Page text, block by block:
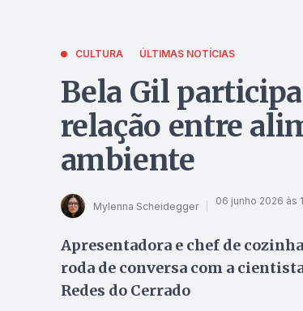
CULTURA ÚLTIMAS NOTÍCIAS
Bela Gil
relação entre
ambiente
Mylenna Scheidegger 06 junho 2026 às
Apresentadora e chef de
roda de conversa com a
Redes do Cerrado